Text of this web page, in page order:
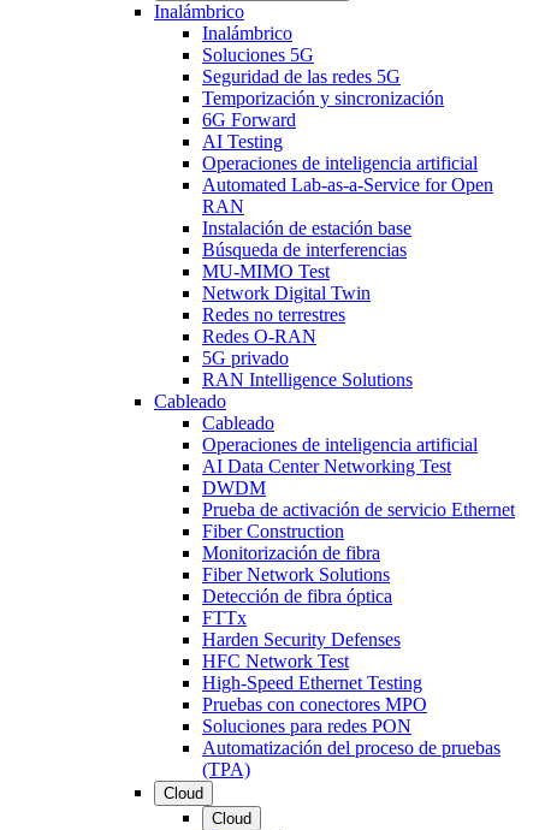
Inalámbrico
Inalámbrico
Soluciones 5G
Seguridad de las redes 5G
Temporización y sincronización
6G Forward
AI Testing
Operaciones de inteligencia artificial
Automated Lab-as-a-Service for Open
RAN
Instalación de estación base
Búsqueda de interferencias
MU-MIMO Test
Network Digital Twin
Redes no terrestres
Redes O-RAN
5G privado
RAN Intelligence Solutions
Cableado
Cableado
Operaciones de inteligencia artificial
AI Data Center Networking Test
DWDM
Prueba de activación de servicio Ethernet
Fiber Construction
Monitorización de fibra
Fiber Network Solutions
Detección de fibra óptica
FTTx
Harden Security Defenses
HFC Network Test
High-Speed Ethernet Testing
Pruebas con conectores MPO
Soluciones para redes PON
Automatización del proceso de pruebas
(TPA)
Cloud
Cloud